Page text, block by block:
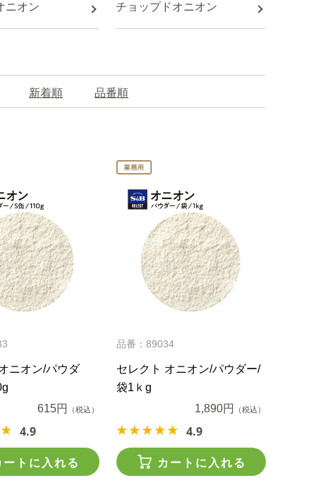
ニオン チョップドオニオン
新着順 品番順
ニオン/パウダ
615円
（税込）
4.9
ートに入れる
品番：89034
セレクト オニオン/パウダー/
袋1ｋg
1,890円
（税込）
4.9
カートに入れる